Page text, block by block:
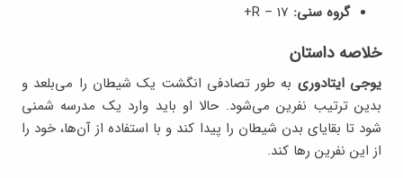
گروه سنی:
خلاصه داستان
یوجی ایتادوری به طور تصادفی انگشت یک شیطان را می‌بلعد و
بدین ترتیب نفرین می‌شود. حالا او باید وارد یک مدرسه‌ شمنی
شود تا بقایای بدن شیطان را پیدا کند و با استفاده از آن‌ها، خود را
از این نفرین رها کند.